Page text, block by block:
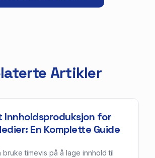
Artikler
Innholdsproduksjon for
En Komplette Guide
bruke timevis på å lage innhold til